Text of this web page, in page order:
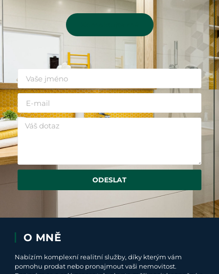
ODESLAT
O MNĚ
Nabízím komplexní realitní služby, díky kterým vám
pomohu prodat nebo pronajmout vaši nemovitost.